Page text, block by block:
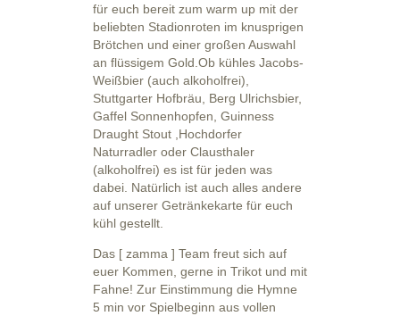
für euch bereit zum warm up mit der
beliebten Stadionroten im knusprigen
Brötchen und einer großen Auswahl
an flüssigem Gold.Ob kühles Jacobs-
Weißbier (auch alkoholfrei),
Stuttgarter Hofbräu, Berg Ulrichsbier,
Gaffel Sonnenhopfen, Guinness
Draught Stout ,Hochdorfer
Naturradler oder Clausthaler
(alkoholfrei) es ist für jeden was
dabei. Natürlich ist auch alles andere
auf unserer Getränkekarte für euch
kühl gestellt.
Das [ zamma ] Team freut sich auf
euer Kommen, gerne in Trikot und mit
Fahne! Zur Einstimmung die Hymne
5 min vor Spielbeginn aus vollen